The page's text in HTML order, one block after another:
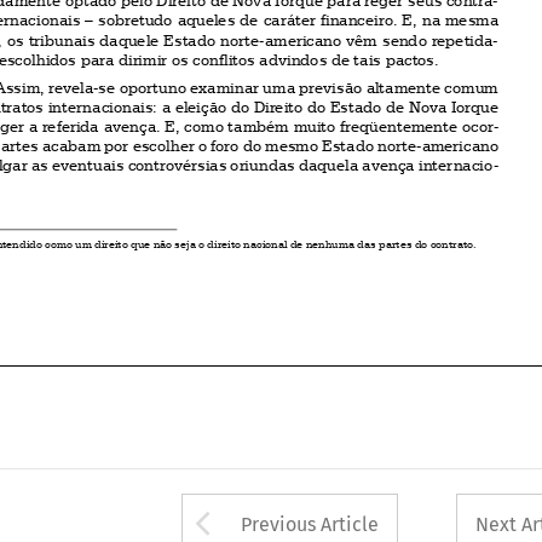








Assim, revela-se oportuno examinar uma previsão altamente comum
em contratos internacionais: a eleição do Direito do Estado de Nova Iorque
para reger a referida avença. E, como também muito freqüentemente ocor-
re, as partes acabam por escolher o foro do mesmo Estado norte-americano
para julgar as eventuais controvérsias oriundas daquela avença internacio-
nal.
1 Aí entendido como um direito que não seja o direito nacional de nenhuma das partes do contrato.
Arrow button used
Previous Article Next